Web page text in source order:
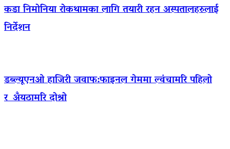
कडा निमोनिया रोकथामका लागि तयारी रहन अस्पतालहरुलाई
निर्देशन
डब्ल्यूएनओ हाजिरी जवाफ:फाइनल गेममा ल्वंचामरि पहिलो
र अँयठामरि दोश्रो